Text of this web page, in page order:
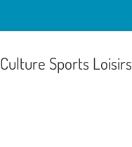
Culture Sports Loisirs